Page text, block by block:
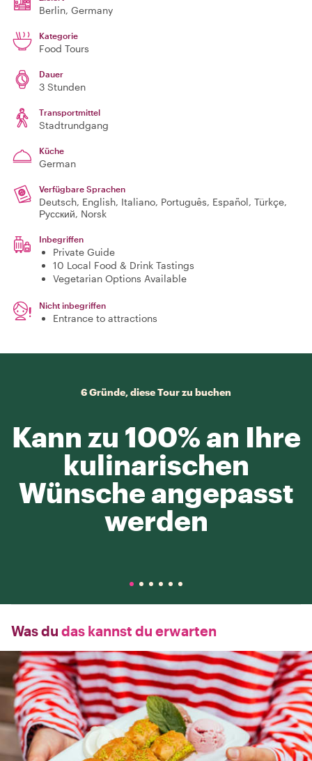
Berlin, Germany
Kategorie
Food Tours
Dauer
3 Stunden
Transportmittel
Stadtrundgang
Küche
German
Verfügbare Sprachen
Deutsch, English, Italiano, Português, Español, Türkçe,
Русский, Norsk
Inbegriffen
Private Guide
10 Local Food & Drink Tastings
Vegetarian Options Available
Nicht inbegriffen
Entrance to attractions
6 Gründe, diese Tour zu buchen
Kann zu 100% an Ihre
kulinarischen
Wünsche angepasst
werden
Was du das kannst du erwarten